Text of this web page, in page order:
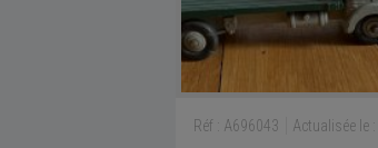
Réf : A696043 Actualisée le